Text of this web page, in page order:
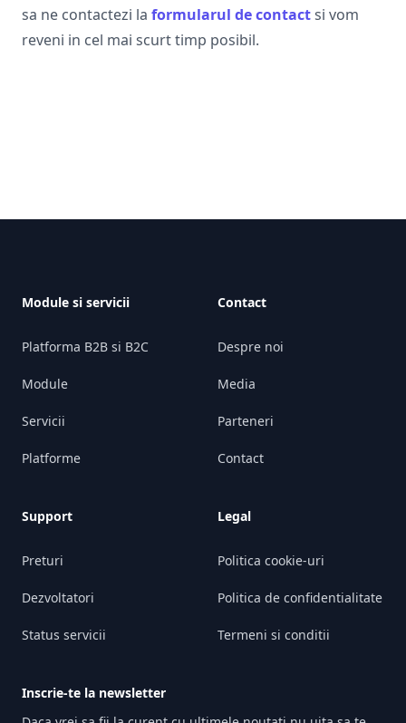
sa ne contactezi la formularul de contactsi vom
reveni in cel mai scurt timp posibil.
Module si servicii
Platforma B2B si B2C
Module
Servicii
Platforme
Support
Preturi
Dezvoltatori
Status servicii
Contact
Despre noi
Media
Parteneri
Contact
Legal
Politica cookie-uri
Politica de confidentialitate
Termeni si conditii
Inscrie-te la newsletter